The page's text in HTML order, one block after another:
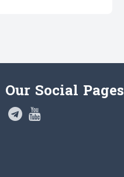
Our Social Pages